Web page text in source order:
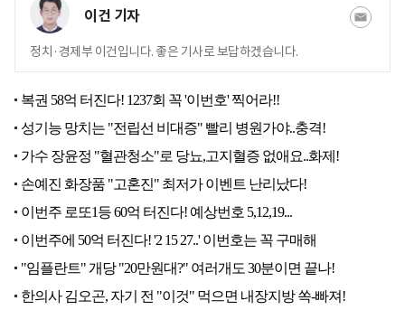
이건 기자
정치·경제부 이건입니다. 좋은 기사로 보답하겠습니다.